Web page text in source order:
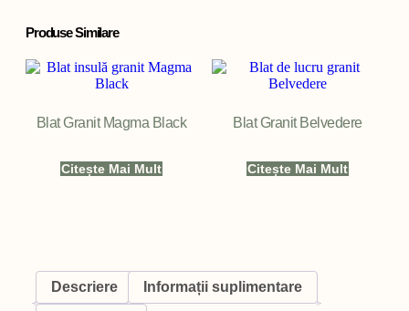
Produse Similare
Blat Granit Magma Black
Citește Mai Mult
Blat Granit Belvedere
Citește Mai Mult
Descriere Informații suplimentare